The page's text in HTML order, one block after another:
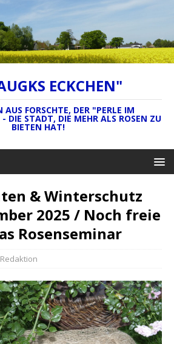
ECKCHEN"
AUS FORSCHTE, DER "PERLE IM
DIE STADT, DIE MEHR ALS ROSEN ZU
BIETEN HAT!
& Winterschutz
2025 / Noch freie
Rosenseminar
Redaktion